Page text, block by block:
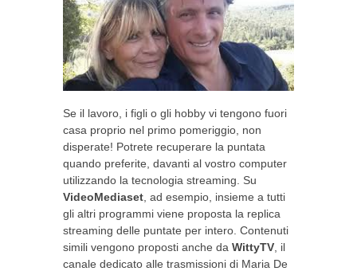
Se il lavoro, i figli o gli hobby vi tengono fuori
casa proprio nel primo pomeriggio, non
disperate! Potrete recuperare la puntata
quando preferite, davanti al vostro computer
utilizzando la tecnologia streaming. Su
VideoMediaset , ad esempio, insieme a tutti
gli altri programmi viene proposta la replica
streaming delle puntate per intero. Contenuti
simili vengono proposti anche da WittyTV , il
canale dedicato alle trasmissioni di Maria De